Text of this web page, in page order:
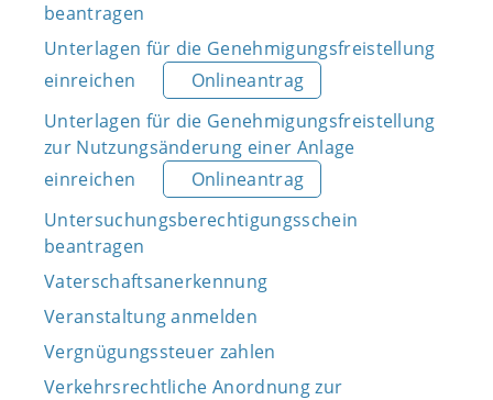
beantragen
Unterlagen für die Genehmigungsfreistellung
einreichen
Onlineantrag
Unterlagen für die Genehmigungsfreistellung
zur Nutzungsänderung einer Anlage
einreichen
Onlineantrag
Untersuchungsberechtigungsschein
beantragen
Vaterschaftsanerkennung
Veranstaltung anmelden
Vergnügungssteuer zahlen
Verkehrsrechtliche Anordnung zur